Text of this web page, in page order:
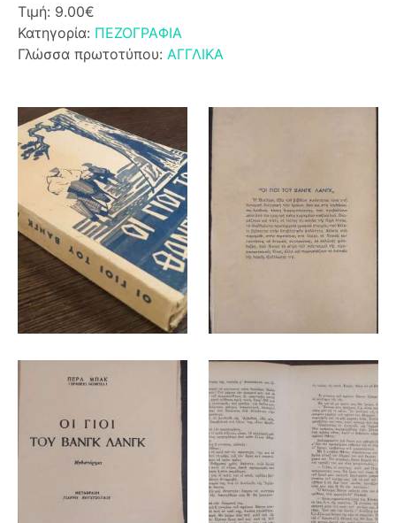
Τιμή: 9.00€
Κατηγορία: ΠΕΖΟΓΡΑΦΙΑ
Γλώσσα πρωτοτύπου: ΑΓΓΛΙΚΑ